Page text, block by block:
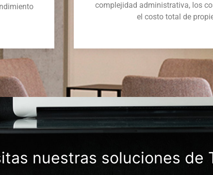
complejidad administrativa, los
el costo total de
nuestras soluciones de